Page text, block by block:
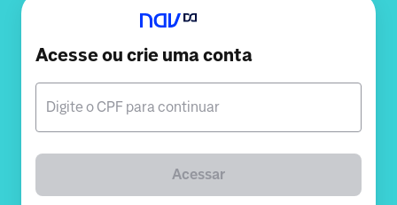
Acesse ou crie uma conta
Digite o CPF para continuar
Acessar